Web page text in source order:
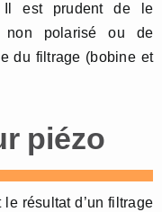
Il est prudent de le
non polarisé ou de
du filtrage (bobine et
piézo
résultat d’un filtrage